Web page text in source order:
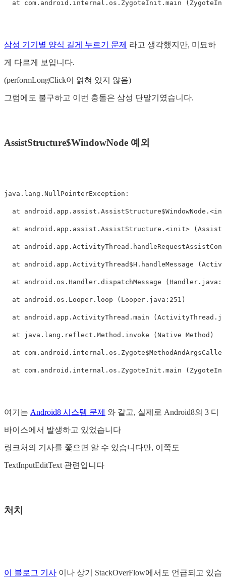
삼성 기기별 양식 길게 누르기 문제 라고 생각했지만, 미묘하
게 다르게 보입니다.
(performLongClick이 얽혀 있지 않음)
그럼에도 불구하고 이번 충돌은 삼성 단말기였습니다.
AssistStructure$WindowNode 예외
java.lang.NullPointerException:
at
at android.app.assist.AssistStructure.<init>
at
at android.app.ActivityThread$H.handleMessage
at android.os.Handler.dispatchMessage
  at android.os.Looper.loop (Looper.java:251)
at android.app.ActivityThread.main
  at java.lang.reflect.Method.invoke (Native Method)
at
여기는 Android8 시스템 문제 와 같고, 실제로 Android8의 3 디
바이스에서 발생하고 있었습니다
링크처의 기사를 쫓으면 알 수 있습니다만, 이쪽도
TextInputEditText 관련입니다
처치
이 블로그 기사 이나 상기 StackOverFlow에서도 언급되고 있습